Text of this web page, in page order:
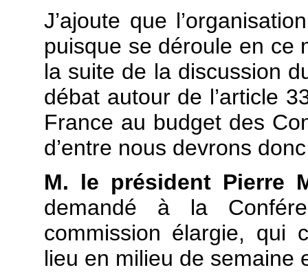
J’ajoute que
puisque se déroule en ce
la suite de la discussion
débat autour de l’article
France au budget des
d’entre nous devrons
M. le président Pierre
demandé à la
commission élargie, qui
lieu en milieu de semaine